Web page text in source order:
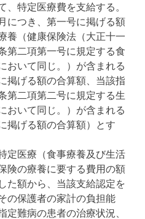
、特定医療費を支給する。
につき、第一号に掲げる額
養（健康保険法（大正十一
第二項第一号に規定する食
おいて同じ。）が含まれる
掲げる額の合算額、当該指
第二項第二号に規定する生
おいて同じ。）が含まれる
掲げる額の合算額）とす
医療（食事療養及び生活
険の療養に要する費用の額
た額から、当該支給認定を
の保護者の家計の負担能
定難病の患者の治療状況、